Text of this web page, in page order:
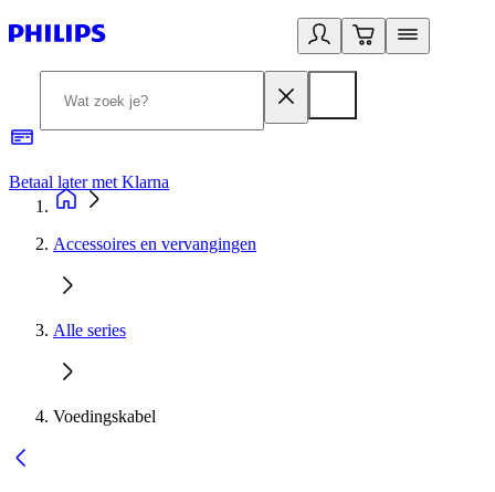
Betaal later met Klarna
Accessoires en vervangingen
Alle series
Voedingskabel